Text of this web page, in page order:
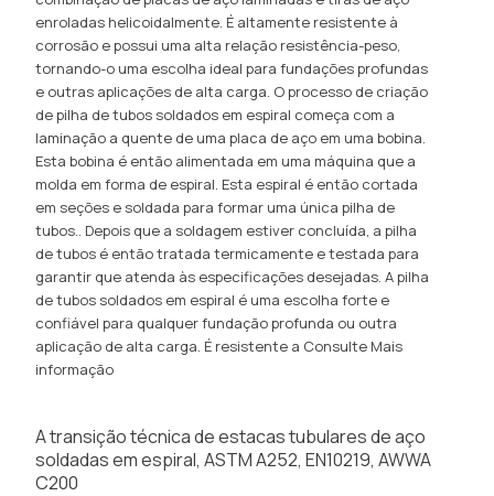
enroladas helicoidalmente. É altamente resistente à
corrosão e possui uma alta relação resistência-peso,
tornando-o uma escolha ideal para fundações profundas
e outras aplicações de alta carga. O processo de criação
de pilha de tubos soldados em espiral começa com a
laminação a quente de uma placa de aço em uma bobina.
Esta bobina é então alimentada em uma máquina que a
molda em forma de espiral. Esta espiral é então cortada
em seções e soldada para formar uma única pilha de
tubos.. Depois que a soldagem estiver concluída, a pilha
de tubos é então tratada termicamente e testada para
garantir que atenda às especificações desejadas. A pilha
de tubos soldados em espiral é uma escolha forte e
confiável para qualquer fundação profunda ou outra
aplicação de alta carga. É resistente a Consulte Mais
informação
A transição técnica de estacas tubulares de aço
soldadas em espiral, ASTM A252, EN10219, AWWA
C200